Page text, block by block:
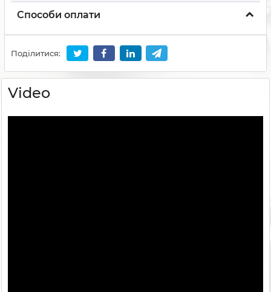
Способи оплати
Поділитися:
Video